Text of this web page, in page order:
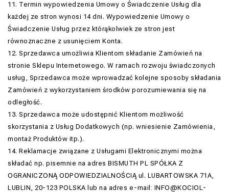
11. Termin wypowiedzenia Umowy o Świadczenie Usług dla
każdej ze stron wynosi 14 dni. Wypowiedzenie Umowy o
Świadczenie Usług przez którąkolwiek ze stron jest
równoznaczne z usunięciem Konta.
12. Sprzedawca umożliwia Klientom składanie Zamówień na
stronie Sklepu Internetowego. W ramach rozwoju świadczonych
usług, Sprzedawca może wprowadzać kolejne sposoby składania
Zamówień z wykorzystaniem środków porozumiewania się na
odległość.
13. Sprzedawca może udostępnić Klientom możliwość
skorzystania z Usług Dodatkowych (np. wniesienie Zamówienia,
montaż Produktów itp.).
14. Reklamacje związane z Usługami Elektronicznymi można
składać np. pisemnie na adres BISMUTH PL SPÓŁKA Z
OGRANICZONĄ ODPOWIEDZIALNOŚCIĄ ul. LUBARTOWSKA 71A,
LUBLIN, 20-123 POLSKA lub na adres e-mail: INFO@KOCIOL-